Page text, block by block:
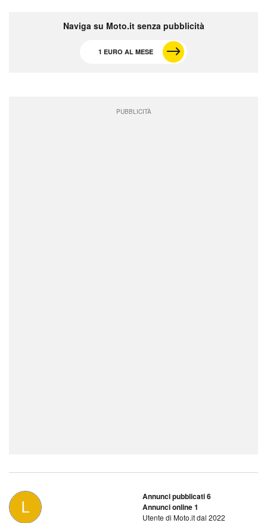
Naviga su Moto.it senza pubblicità
1 EURO AL MESE
PUBBLICITÀ
Annunci pubblicati 6
Annunci online 1
Utente di Moto.it dal 2022